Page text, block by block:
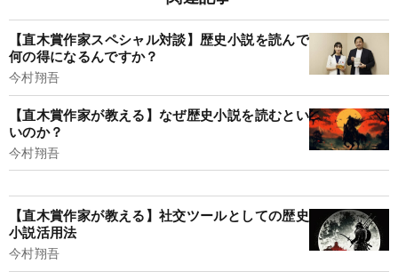
【直木賞作家スペシャル対談】歴史小説を読んで
何の得になるんですか？
今村翔吾
【直木賞作家が教える】なぜ歴史小説を読むとい
いのか？
今村翔吾
【直木賞作家が教える】社交ツールとしての歴史
小説活用法
今村翔吾